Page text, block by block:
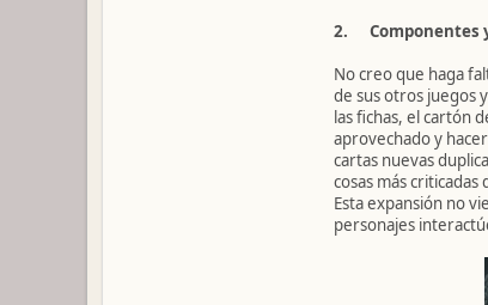
2. Componentes
No creo que haga
de sus otros juegos
las fichas, el cartón
aprovechado y
cartas nuevas
cosas más
Esta expansión no
personajes